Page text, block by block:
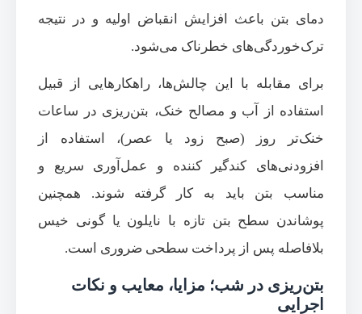
دمای بتن باعث افزایش انقباض اولیه و در نتیجه
ترک‌خوردگی‌های خطرناک می‌شود.
برای مقابله با این چالش‌ها، راهکارهایی از قبیل
استفاده از آب و مصالح خنک، بتن‌ریزی در ساعات
خنک‌تر روز (صبح زود یا عصر)، استفاده از
افزودنی‌های کندگیر کننده و عمل‌آوری سریع و
مناسب بتن باید به کار گرفته شوند. همچنین
پوشاندن سطح بتن تازه با نایلون یا گونی خیس
بلافاصله پس از پرداخت سطحی ضروری است.
بتن‌ریزی در شب؛ مزایا، معایب و نکات
اجرایی